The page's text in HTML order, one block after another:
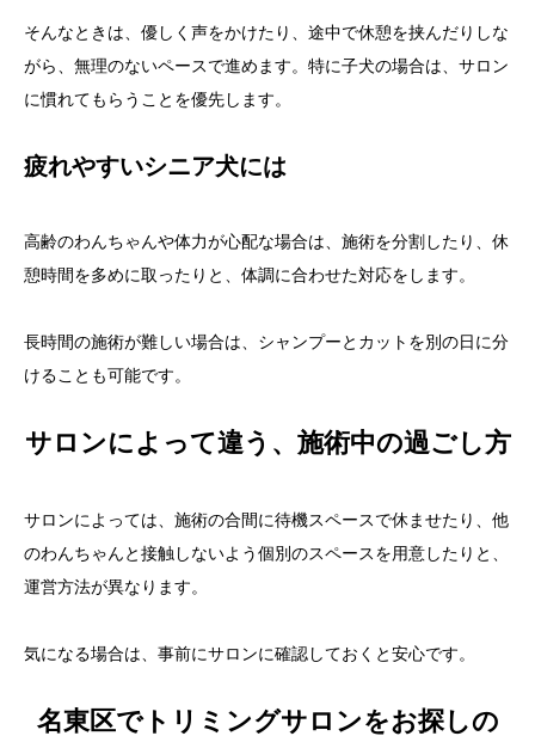
そんなときは、優しく声をかけたり、途中で休憩を挟んだりしな
がら、無理のないペースで進めます。特に子犬の場合は、サロン
に慣れてもらうことを優先します。
疲れやすいシニア犬には
高齢のわんちゃんや体力が心配な場合は、施術を分割したり、休
憩時間を多めに取ったりと、体調に合わせた対応をします。
長時間の施術が難しい場合は、シャンプーとカットを別の日に分
けることも可能です。
サロンによって違う、施術中の過ごし方
サロンによっては、施術の合間に待機スペースで休ませたり、他
のわんちゃんと接触しないよう個別のスペースを用意したりと、
運営方法が異なります。
気になる場合は、事前にサロンに確認しておくと安心です。
名東区でトリミングサロンをお探しの